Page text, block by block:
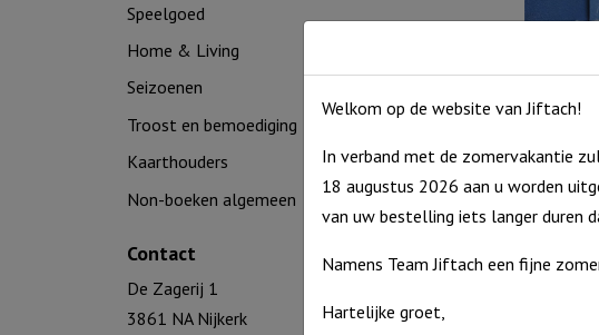
Speelgoed
Home & Living
Seizoenen
Troost en bemoediging
Kaarthouders
Non-boeken algemeen
Contact
De Zagerij 1
3861 NA Nijkerk
De schulden winkel
€ 21,00
Welkom op de website van Jiftach!
In verband met de zomervakantie
18 augustus 2026 aan u worden
van uw bestelling iets langer duren
Namens Team Jiftach een fijne
Hartelijke groet,